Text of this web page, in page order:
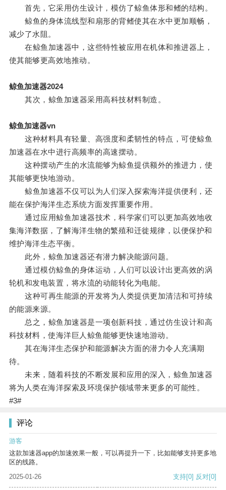
首先，它采用仿生设计，模仿了鲸鱼体形和鳍的结构。
鲸鱼的身体流线型和扇形的背鳍使其在水中更加顺畅，
减少了水阻。
在鲸鱼加速器中，这些特性被应用在机体和推进器上，
使其能够更高效地推动。
鲸鱼加速器2024
其次，鲸鱼加速器采用高科技材料制造。
鲸鱼加速器vn
这种材料具有轻量、高强度和柔韧性的特点，可使鲸鱼
加速器在水中进行高频率的高速摆动。
这种摆动产生的水流能够为鲸鱼提供额外的推进力，使
其能够更快地游动。
鲸鱼加速器不仅可以为人们深入探索海洋提供便利，还
能在保护海洋生态系统方面发挥重要作用。
通过应用鲸鱼加速器技术，科学家们可以更加高效地收
集海洋数据，了解海洋生物的繁殖和迁徙规律，以便保护和
维护海洋生态平衡。
此外，鲸鱼加速器还有潜力解决能源问题。
通过模仿鲸鱼的身体运动，人们可以设计出更高效的涡
轮机和发电装置，将水流的动能转化为电能。
这种可再生能源的开发将为人类提供更加清洁和可持续
的能源来源。
总之，鲸鱼加速器是一项创新科技，通过仿生设计和高
科技材料，使海洋巨人鲸鱼能够更快速地游动。
其在海洋生态保护和能源解决方面的潜力令人充满期
待。
未来，随着科技的不断发展和应用的深入，鲸鱼加速器
将为人类在海洋探索及环境保护领域带来更多的可能性。
#3#
评论
游客
这款加速器app的加速效果一般，可以再提升一下，比如能够支持更多地
区的线路。
2025-01-26
支持[0] 反对[0]